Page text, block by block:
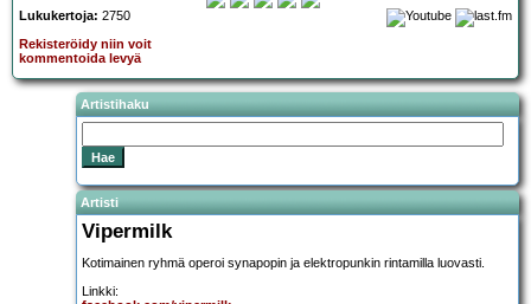
Lukukertoja: 2750
Rekisteröidy niin voit
kommentoida levyä
Artistihaku
Artisti
Vipermilk
Kotimainen ryhmä operoi synapopin ja elektropunkin rintamilla luovasti.
Linkki: